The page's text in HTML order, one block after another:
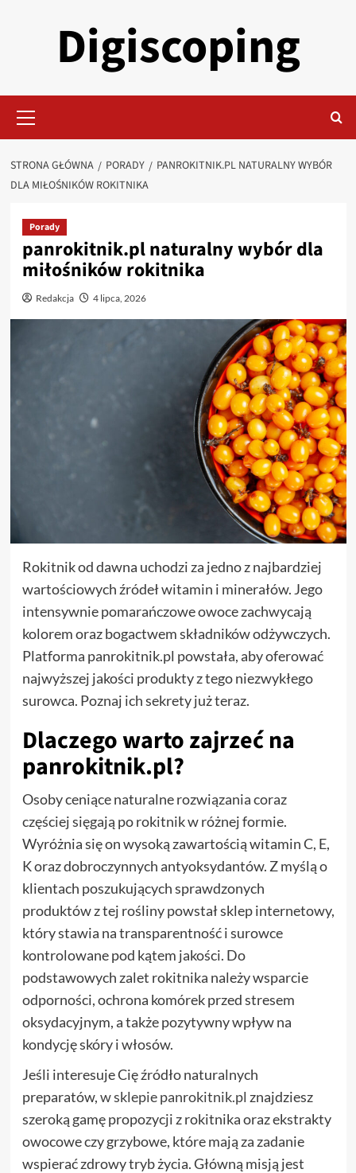
Digiscoping
główne
STRONA GŁÓWNA PORADY
PANROKITNIK.PL NATURALNY WYBÓR
DLA MIŁOŚNIKÓW ROKITNIKA
Porady
panrokitnik.pl naturalny wybór dla
miłośników rokitnika
Redakcja 4 lipca, 2026
Rokitnik od dawna uchodzi za jedno z najbardziej
wartościowych źródeł witamin i minerałów. Jego
intensywnie pomarańczowe owoce zachwycają
kolorem oraz bogactwem składników odżywczych.
Platforma panrokitnik.pl powstała, aby oferować
najwyższej jakości produkty z tego niezwykłego
surowca. Poznaj ich sekrety już teraz.
Dlaczego warto zajrzeć na
panrokitnik.pl?
Osoby ceniące naturalne rozwiązania coraz
częściej sięgają po rokitnik w różnej formie.
Wyróżnia się on wysoką zawartością witamin C, E,
K oraz dobroczynnych antyoksydantów. Z myślą o
klientach poszukujących sprawdzonych
produktów z tej rośliny powstał sklep internetowy,
który stawia na transparentność i surowce
kontrolowane pod kątem jakości. Do
podstawowych zalet rokitnika należy wsparcie
odporności, ochrona komórek przed stresem
oksydacyjnym, a także pozytywny wpływ na
kondycję skóry i włosów.
Jeśli interesuje Cię źródło naturalnych
preparatów,w sklepie panrokitnik.pl znajdziesz
szeroką gamę propozycji z rokitnika oraz ekstrakty
owocowe czy grzybowe, które mają za zadanie
wspierać zdrowy tryb życia. Główną misją jest